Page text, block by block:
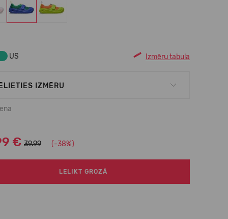
US Izmēru tabula
IZMĒRU
€ 39.99 (-38%)
LELIKT GROZĀ